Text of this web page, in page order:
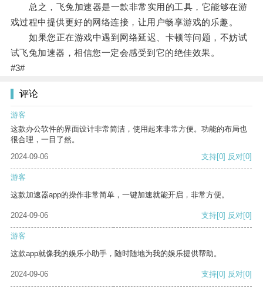
总之，飞兔加速器是一款非常实用的工具，它能够在游
戏过程中提供更好的网络连接，让用户畅享游戏的乐趣。
如果您正在游戏中遇到网络延迟、卡顿等问题，不妨试
试飞兔加速器，相信您一定会感受到它的绝佳效果。
#3#
评论
游客
这款办公软件的界面设计非常简洁，使用起来非常方便。功能的布局也
很合理，一目了然。
2024-09-06
支持[0] 反对[0]
游客
这款加速器app的操作非常简单，一键加速就能开启，非常方便。
2024-09-06 支持[0] 反对[0]
游客
这款app就像我的娱乐小助手，随时随地为我的娱乐提供帮助。
2024-09-06 支持[0] 反对[0]